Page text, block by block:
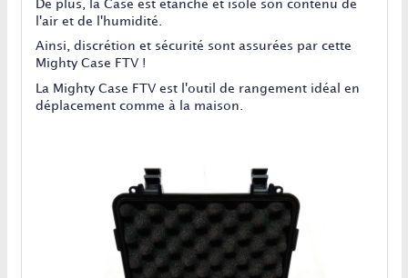
De plus, la Case est étanche et isole son contenu de
l'air et de l'humidité.
Ainsi, discrétion et sécurité sont assurées par cette
Mighty Case FTV !
La Mighty Case FTV est l'outil de rangement idéal en
déplacement comme à la maison.